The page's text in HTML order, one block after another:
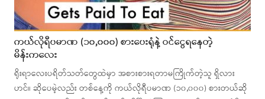
ကယ်လိုရီပမာဏ (၁၀,၀၀၀) စားပေးရုံနဲ့ ဝင်ငွေရနေတဲ့
မိန်းကလေး
ရိုးရာလေးပရိတ်သတ်တွေထဲမှာ အစားစားရတာမကြိုက်တဲ့သူ ရှိလား
ဟင်။ ဆိုပေမဲ့လည်း တစ်နေ့ကို ကယ်လိုရီပမာဏ (၁၀,၀၀၀) စားတယ်ဆို